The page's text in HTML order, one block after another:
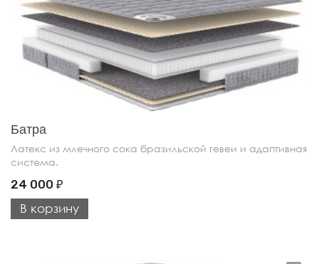
Батра
Латекс из млечного сока бразильской гевеи и адаптивная
система.
24 000 ₽
В корзину